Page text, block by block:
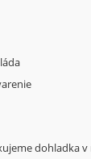
dohladka v